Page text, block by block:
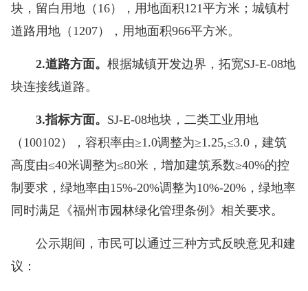
块，留白用地（16），用地面积121平方米；城镇村
道路用地（1207），用地面积966平方米。
2.道路方面。 根据城镇开发边界，拓宽SJ-E-08地
块连接线道路。
3.指标方面。 SJ-E-08地块，二类工业用地
（100102），容积率由≥1.0调整为≥1.25,≤3.0，建筑
高度由≤40米调整为≤80米，增加建筑系数≥40%的控
制要求，绿地率由15%-20%调整为10%-20%，绿地率
同时满足《福州市园林绿化管理条例》相关要求。
公示期间，市民可以通过三种方式反映意见和建
议：